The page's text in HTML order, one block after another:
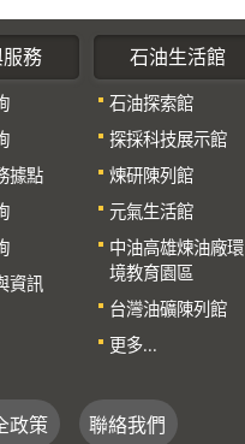
務
據點
資訊
石油生活館
石油探索館
探採科技展示館
煉研陳列館
元氣生活館
中油高雄煉油廠環
境教育園區
台灣油礦陳列館
更多...
政策 聯絡我們